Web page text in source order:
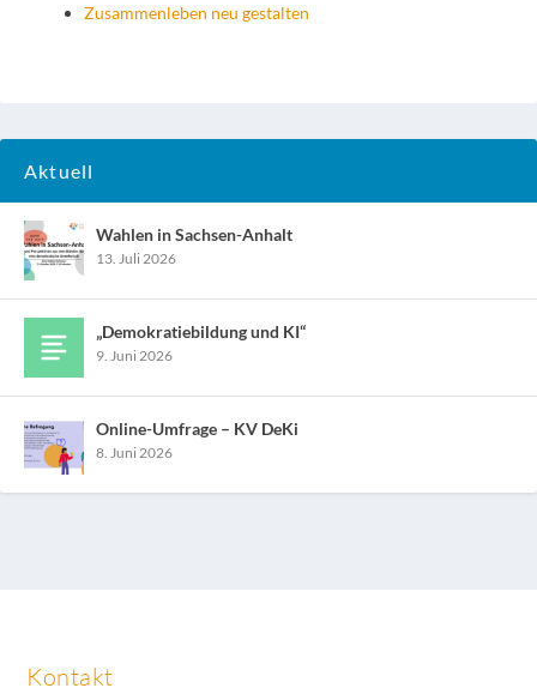
Zusammenleben neu gestalten
Aktuell
Wahlen in Sachsen-Anhalt
13. Juli 2026
„Demokratiebildung und KI“
9. Juni 2026
Online-Umfrage – KV DeKi
8. Juni 2026
Kontakt